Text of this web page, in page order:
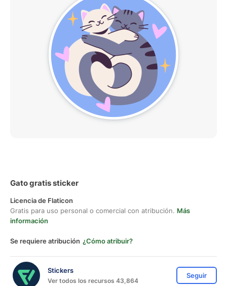
Gato gratis sticker
Licencia de Flaticon
Gratis para uso personal o comercial con atribución. Más
información
Se requiere atribución ¿Cómo atribuir?
Stickers
Ver todos los recursos 43,864
Seguir